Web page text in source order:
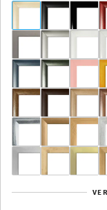
Dakota -
Rahmenloser
Aluminium
Yukon